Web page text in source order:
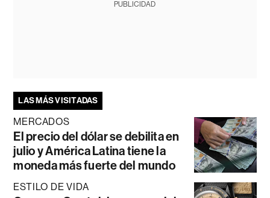
PUBLICIDAD
LAS MÁS VISITADAS
MERCADOS
El precio del dólar se debilita en
julio y América Latina tiene la
moneda más fuerte del mundo
ESTILO DE VIDA